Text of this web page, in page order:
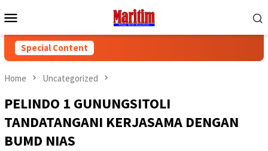
to
Menu
Special Content
Home Uncategorized
PELINDO 1 GUNUNGSITOLI
TANDATANGANI KERJASAMA DENGAN
BUMD NIAS